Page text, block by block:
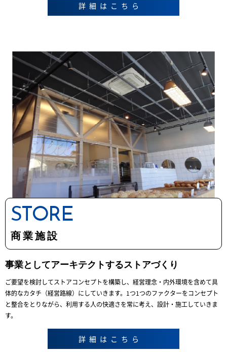
詳細はこちら
STORE
商業施設
事業としてアーキテクトするストアづくり
ご要望を検討してストアコンセプトを構築し、経営理念・内外環境を含めて具
体的なカタチ（経営路線）にしていきます。1つ1つのファクターをコンセプト
と整合をとりながら、利用する人の快適さを常に考え、設計・施工していきま
す。
詳細はこちら